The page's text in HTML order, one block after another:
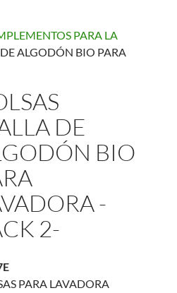
PARA LA
ALGODÓN BIO PARA
DE
BIO
-
2-
PARA LAVADORA